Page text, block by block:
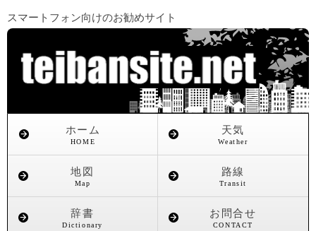
スマートフォン向けのお勧めサイト
ホーム
HOME
天気
Weather
地図
Map
路線
Transit
辞書
Dictionary
お問合せ
CONTACT